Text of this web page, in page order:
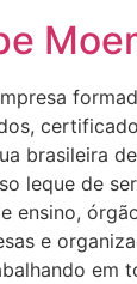
brasileira
leque de
ensino,
e
em